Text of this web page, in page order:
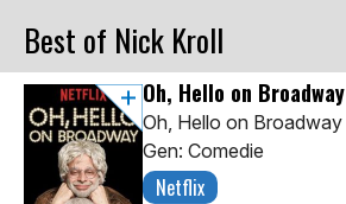
Best of Nick Kroll
Oh, Hello on Broadway
Oh, Hello on Broadway
Gen: Comedie
Netflix